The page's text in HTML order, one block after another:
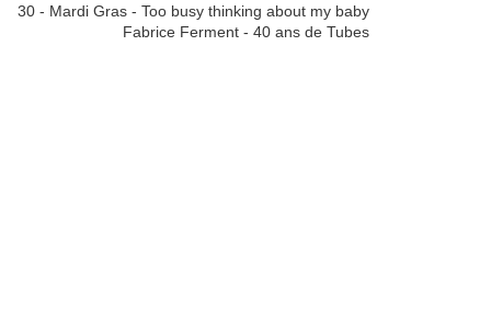
30 - Mardi Gras - Too busy thinking about my baby
Fabrice Ferment - 40 ans de Tubes